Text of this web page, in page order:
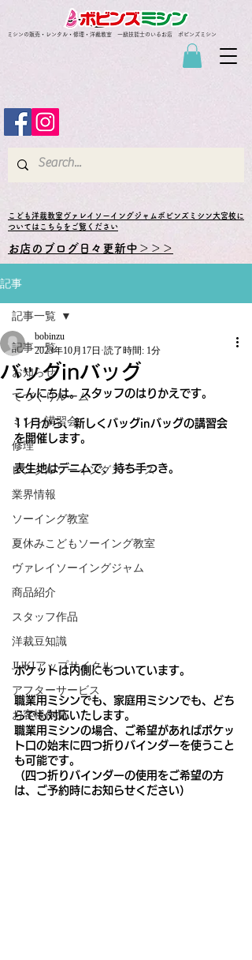
ミシンの販売・レンタル・修理・洋裁教室 一級技能士のいるお店 ボビンズミシン
​こども洋裁教室ヴァレイソーイングジャムボビンズミシン大宮校に
ついてはこちらをご覧ください
お店のブログ日々更新中＞＞＞
記事
記事一覧
お知らせ
てづくりルーム
ミシン講習会
修理
レンタルソーイングスペース
業界情報
ソーイング教室
夏休みこどもソーイング教室
ヴァレイソーイングジャム
商品紹介
スタッフ作品
洋裁豆知識
JUKIアップサイクル
アフターサービス
お客様作品
記事一覧
バッグinバッグ
bobinzu
2023年10月17日 読了時間: 1分
こんにちは。スタッフのはりかえです。
11月から、新しくバッグinバッグの講習会
を開催します。
表生地はデニムで、持ち手つき。
ポケットは内側にもついています。
職業用ミシンでも、家庭用ミシンでも、どち
らでも対応いたします。
職業用ミシンの場合、ご希望があればポケッ
ト口の始末に四つ折りバインダーを使うこと
も可能です。
（四つ折りバインダーの使用をご希望の方
は、ご予約時にお知らせください）